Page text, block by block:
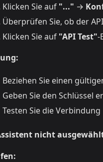
Klicken Sie auf "..." →
Überprüfen Sie, ob der
Klicken Sie auf "API Test"-
Beziehen Sie einen
Geben Sie den Schlüssel
Testen Sie die Verbindung
nicht